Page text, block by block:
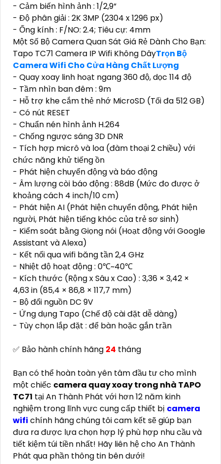
- Cảm biến hình ảnh : 1/2,9“
- Độ phân giải : 2K 3MP (2304 x 1296 px)
- Ống kính : F/NO: 2.4; Tiêu cự: 4mm
Một Số Bộ Camera Quan Sát Giá Rẻ Dành Cho Bạn:
Tapo TC71 Camera IP Wifi Không DâyTrọn Bộ
Camera Wifi Cho Cửa Hàng Chất Lượng
- Quay xoay linh hoạt ngang 360 độ, dọc 114 độ
- Tầm nhìn ban đêm : 9m
- Hỗ trợ khe cắm thẻ nhớ MicroSD (Tối đa 512 GB)
- Có nút RESET
- Chuẩn nén hình ảnh H.264
- Chống ngược sáng 3D DNR
- Tích hợp micrô và loa (đàm thoại 2 chiều) với
chức năng khử tiếng ồn
- Phát hiện chuyển động và báo động
- Âm lượng còi báo động : 88dB (Mức đo được ở
khoảng cách 4 inch/10 cm)
- Phát hiện AI (Phát hiện chuyển động, Phát hiện
người, Phát hiện tiếng khóc của trẻ sơ sinh)
- Kiểm soát bằng Giọng nói (Hoạt động với Google
Assistant và Alexa)
- Kết nối qua wifi băng tần 2,4 GHz
- Nhiệt độ hoạt động : 0℃~40℃
- Kích thước (Rộng x Sâu x Cao) : 3,36 × 3,42 ×
4,63 in (85,4 × 86,8 × 117,7 mm)
- Bộ đổi nguồn DC 9V
- Ứng dụng Tapo (Chế độ cài đặt dễ dàng)
- Tùy chọn lắp đặt : để bàn hoặc gắn trần
✅ Bảo hành chính hãng 24 tháng
Bạn có thể hoàn toàn yên tâm đầu tư cho mình
một chiếc camera quay xoay trong nhà TAPO
TC71 tại An Thành Phát với hơn 12 năm kinh
nghiệm trong lĩnh vực cung cấp thiết bị camera
wifi chính hãng chúng tôi cam kết sẽ giúp bạn
đưa ra được lựa chọn hợp lý phù hợp nhu cầu và
tiết kiệm túi tiền nhất! Hãy liên hệ cho An Thành
Phát qua phần thông tin bên dưới!